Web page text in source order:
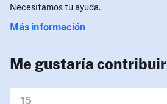
Necesitamos tu ayuda.
Más información
Me gustaría contribuir